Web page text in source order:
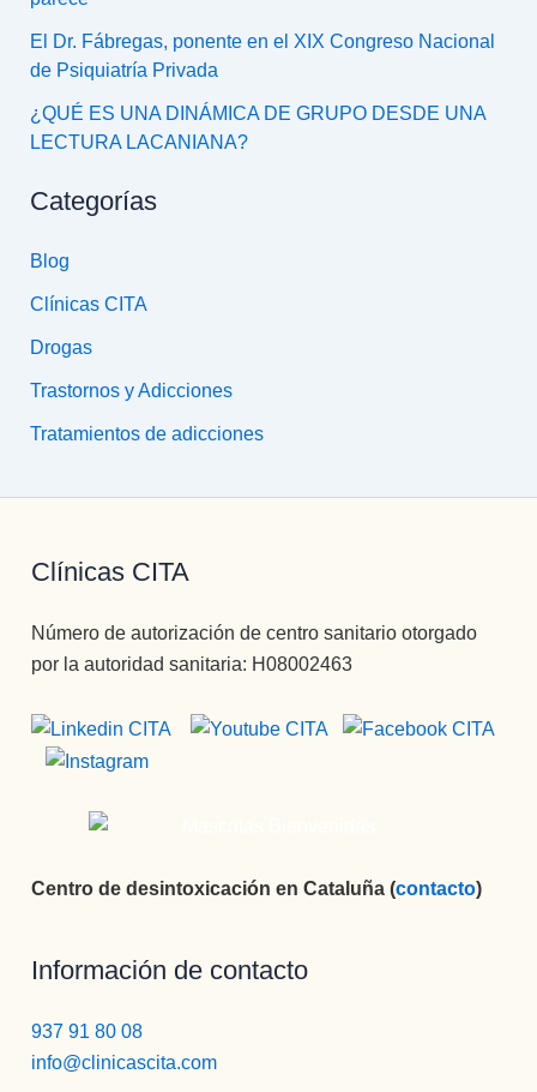
El Dr. Fábregas, ponente en el XIX Congreso Nacional
de Psiquiatría Privada
¿QUÉ ES UNA DINÁMICA DE GRUPO DESDE UNA
LECTURA LACANIANA?
Categorías
Blog
Clínicas CITA
Drogas
Trastornos y Adicciones
Tratamientos de adicciones
Clínicas CITA
Número de autorización de centro sanitario otorgado
por la autoridad sanitaria: H08002463
Centro de desintoxicación en Cataluña (contacto)
Información de contacto
937 91 80 08
info@clinicascita.com